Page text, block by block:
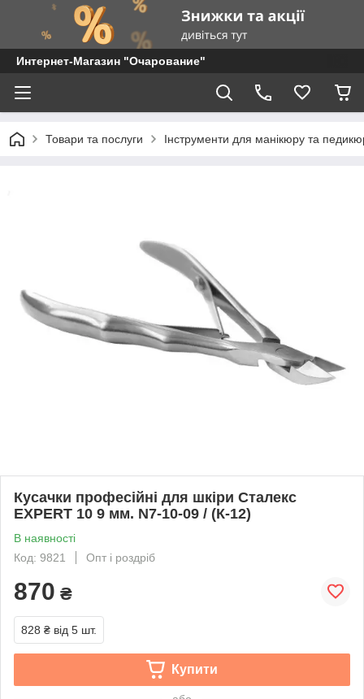
Интернет-Магазин "Очарование"
Товари та послуги Інструменти для манікюру та
Кусачки професійні для шкіри Сталекс
EXPERT 10 9 мм. N7-10-09 / (К-12)
В наявності
Код: 9821
Опт і роздріб
870 ₴
828 ₴ від 5 шт.
Купити